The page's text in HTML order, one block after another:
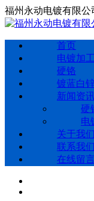
福州永动电镀有限
首页
电镀加工
硬铬
镀蓝白
新闻资
硬
电
关于我们
联系我们
在线留言